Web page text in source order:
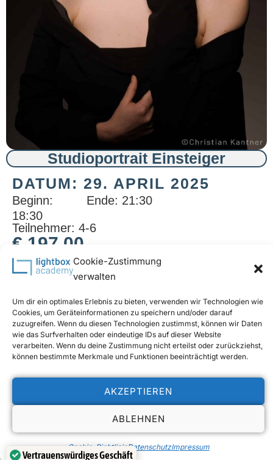
Cookie-Zustimmung
verwalten
Um dir ein optimales Erlebnis zu bieten, verwenden wir Technologien wie
Cookies, um Geräteinformationen zu speichern und/oder darauf
zuzugreifen. Wenn du diesen Technologien zustimmst, können wir Daten
wie das Surfverhalten oder eindeutige IDs auf dieser Website
verarbeiten. Wenn du deine Zustimmung nicht erteilst oder zurückziehst,
können bestimmte Merkmale und Funktionen beeinträchtigt werden.
AKZEPTIEREN
ABLEHNEN
Cookie-RichtlinieDatenschutzImpressum
Studioportrait Einsteiger
DATUM: 29. APRIL 2025
Beginn:
18:30
Ende: 21:30
Teilnehmer: 4-6
€ 197,00
Enthält 20% MwSt.
Studioportrait Einsteiger Workshop
18:30 – 21:30
© 2024 Lightbox Academy | All Rights Reserved
+43 699 19690638 office@lightbox-academy.at
Vertrag widerrufen
Vertrauenswürdiges Geschäft